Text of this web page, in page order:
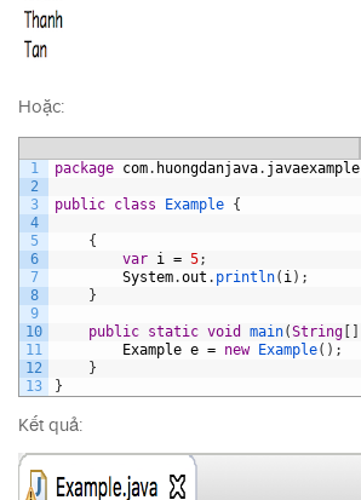
Hoặc:
1
2
3
4
5
6
7
8
9
10
11
12
13
package com. huongdanjava. javaexample
public class Example {
{
var i = 5;
System.out . println( i ) ;
}
public static void main(String [ ]
Example e = new Example( ) ;
}
}
Kết quả: